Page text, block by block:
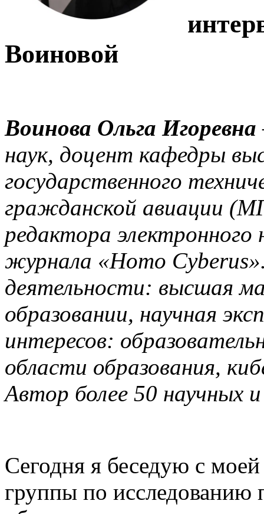
Воиновой
Воинова Ольга Игоревна
наук, доцент кафедры
государственного
гражданской авиации
редактора электронного
журнала «Homo
деятельности: высшая
образовании, научная
интересов:
области образования,
Автор более 50 научных
Сегодня я беседую с
группы по исследованию